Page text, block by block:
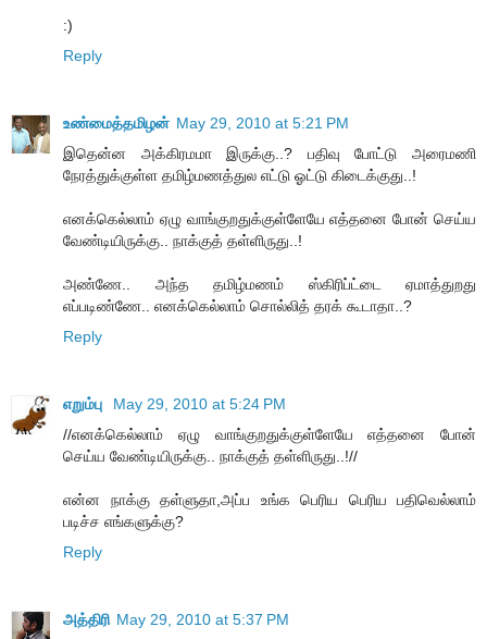
:)
Reply
உண்மைத்தமிழன் May 29, 2010 at 5:21 PM
இதென்ன அக்கிரமமா இருக்கு..? பதிவு போட்டு அரைமணி
நேரத்துக்குள்ள தமிழ்மணத்துல எட்டு ஓட்டு கிடைக்குது..!
எனக்கெல்லாம் ஏழு வாங்குறதுக்குள்ளேயே எத்தனை போன் செய்ய
வேண்டியிருக்கு.. நாக்குத் தள்ளிருது..!
அண்ணே.. அந்த தமிழ்மணம் ஸ்கிரிப்ட்டை ஏமாத்துறது
எப்படிண்ணே.. எனக்கெல்லாம் சொல்லித் தரக் கூடாதா..?
Reply
எறும்பு
May 29, 2010 at 5:24 PM
//எனக்கெல்லாம் ஏழு வாங்குறதுக்குள்ளேயே எத்தனை போன்
செய்ய வேண்டியிருக்கு.. நாக்குத் தள்ளிருது..!//
என்ன நாக்கு தள்ளுதா,அப்ப உங்க பெரிய பெரிய பதிவெல்லாம்
படிச்ச எங்களுக்கு?
Reply
அத்திரி May 29, 2010 at 5:37 PM